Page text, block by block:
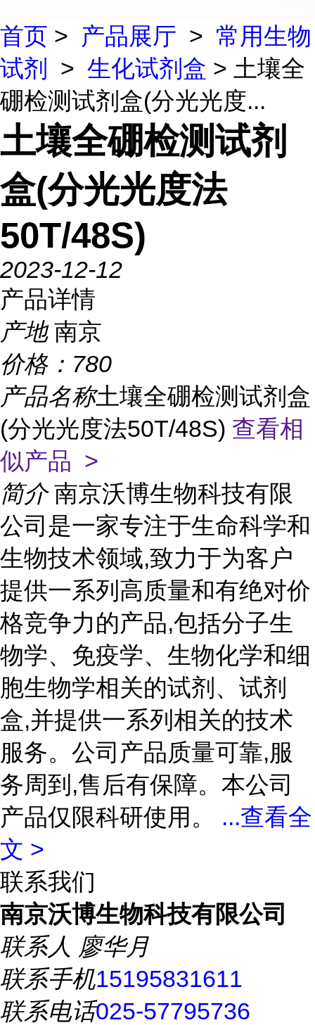
首页 > 产品展厅 > 常用生物
试剂 > 生化试剂盒 > 土壤全
硼检测试剂盒(分光光度...
土壤全硼检测试剂
盒(分光光度法
50T/48S)
2023-12-12
产品详情
产地 南京
价格： 780
产品名称土壤全硼检测试剂盒
(分光光度法50T/48S) 查看相
似产品 >
简介 南京沃博生物科技有限
公司是一家专注于生命科学和
生物技术领域,致力于为客户
提供一系列高质量和有绝对价
格竞争力的产品,包括分子生
物学、免疫学、生物化学和细
胞生物学相关的试剂、试剂
盒,并提供一系列相关的技术
服务。公司产品质量可靠,服
务周到,售后有保障。本公司
产品仅限科研使用。 ...查看全
文 >
联系我们
南京沃博生物科技有限公司
联系人 廖华月
联系手机15195831611
联系电话025-57795736